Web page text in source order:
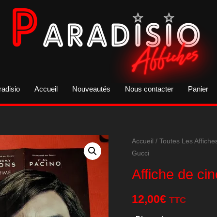
Accueil Nouveautés Nous contacter Panier
Accueil / Toutes Les
Gucci
Affiche de
12,00€ TTC